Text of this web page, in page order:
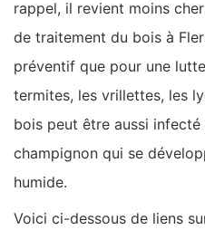
rappel, il revient moins
de traitement du bois à
préventif que pour une
termites, les vrillettes, les
bois peut être aussi infecté
champignon qui se
humide.
Voici ci-dessous de liens